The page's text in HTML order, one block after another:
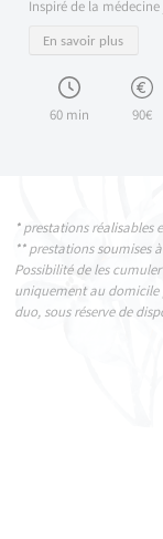
Inspiré de la
En savoir plus
60 min 90€
* prestations réalisables
** prestations soumises
Possibilité de les
uniquement au domicile
duo, sous réserve de